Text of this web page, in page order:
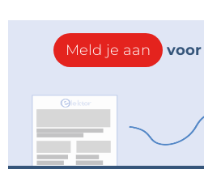
kans om te leren hoe hun
gebruiken, en om trends in
Laat je werk zien
Geïnteresseerden krijgen de
simulatiewerk te
Meld je aan